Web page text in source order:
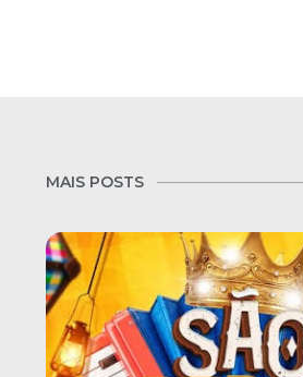
MAIS POSTS